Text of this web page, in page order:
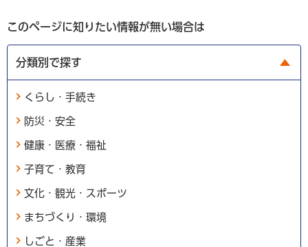
このページに知りたい情報が無い場合は
分類別で探す
くらし・手続き
防災・安全
健康・医療・福祉
子育て・教育
文化・観光・スポーツ
まちづくり・環境
しごと・産業